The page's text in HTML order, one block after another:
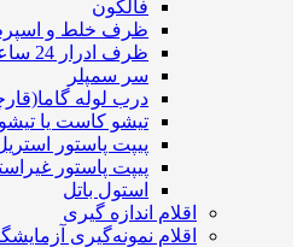
فالکون
ظرف خلط و
ظرف ادرار 24 ساعته
سر سمپلر
درب لوله
تیشو کاست یا
پیپت پاستور
پیپت پاستور
استول باتل
اقلام اندازه گیری
اقلام نمونه‌گیری